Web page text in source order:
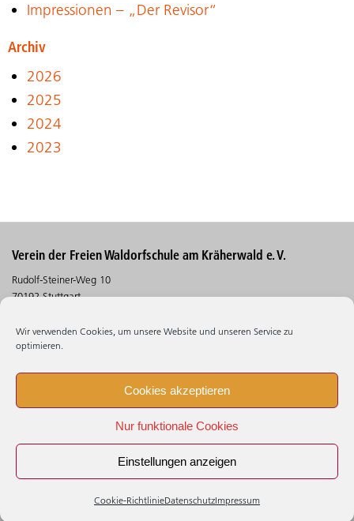
Wir verwenden Cookies, um unsere Website und unseren Service zu
optimieren.
Cookies akzeptieren
Nur funktionale Cookies
Einstellungen anzeigen
Cookie-RichtlinieDatenschutzImpressum
Impressionen – „Der Revisor“
Archiv
2026
2025
2024
2023
Verein der Freien Waldorfschule am Kräherwald e. V.
Rudolf-Steiner-Weg 10
70192 Stuttgart
Telefon (0711) 30 5 30 - 530
Telefax (0711) 30 5 30 - 106
Datenschutz
Cookie - Richtlinie (EU)